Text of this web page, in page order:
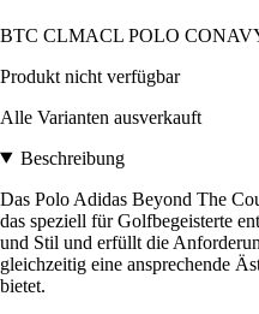
BTC CLMACL POLO
Produkt nicht verfügbar
Alle Varianten ausverkauft
Beschreibung
Das Polo Adidas Beyond The
das speziell für Golfbegeisterte
und Stil und erfüllt die
gleichzeitig eine ansprechende
bietet.